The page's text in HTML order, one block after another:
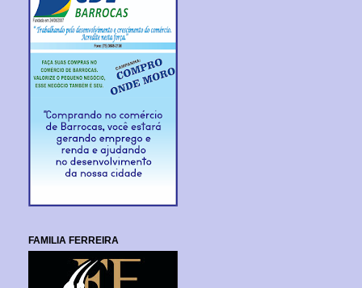
FAMILIA FERREIRA